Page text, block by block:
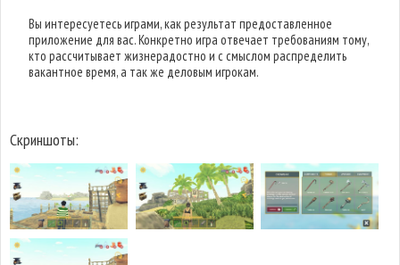
Вы интересуетесь играми, как результат предоставленное
приложение для вас. Конкретно игра отвечает требованиям тому,
кто рассчитывает жизнерадостно и с смыслом распределить
вакантное время, а так же деловым игрокам.
Скриншоты: